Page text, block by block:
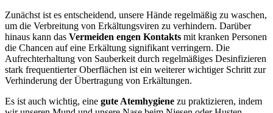
Zunächst ist es entscheidend, unsere Hände regelmäßig zu waschen,
um die Verbreitung von Erkältungsviren zu verhindern. Darüber
hinaus kann das Vermeiden engen Kontakts mit kranken Personen
die Chancen auf eine Erkältung signifikant verringern. Die
Aufrechterhaltung von Sauberkeit durch regelmäßiges Desinfizieren
stark frequentierter Oberflächen ist ein weiterer wichtiger Schritt zur
Verhinderung der Übertragung von Erkältungen.
Es ist auch wichtig, eine gute Atemhygiene zu praktizieren, indem